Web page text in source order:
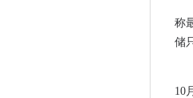
称
储
10